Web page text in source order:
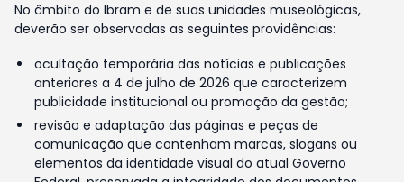
No âmbito do Ibram e de suas unidades museológicas,
deverão ser observadas as seguintes providências:
ocultação temporária das notícias e publicações
anteriores a 4 de julho de 2026 que caracterizem
publicidade institucional ou promoção da gestão;
revisão e adaptação das páginas e peças de
comunicação que contenham marcas, slogans ou
elementos da identidade visual do atual Governo